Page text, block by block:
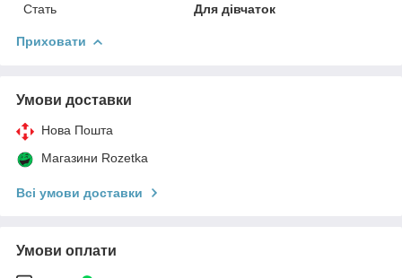
Стать
Для дівчаток
Приховати
Умови доставки
Нова Пошта
Магазини Rozetka
Всі умови доставки
Умови оплати